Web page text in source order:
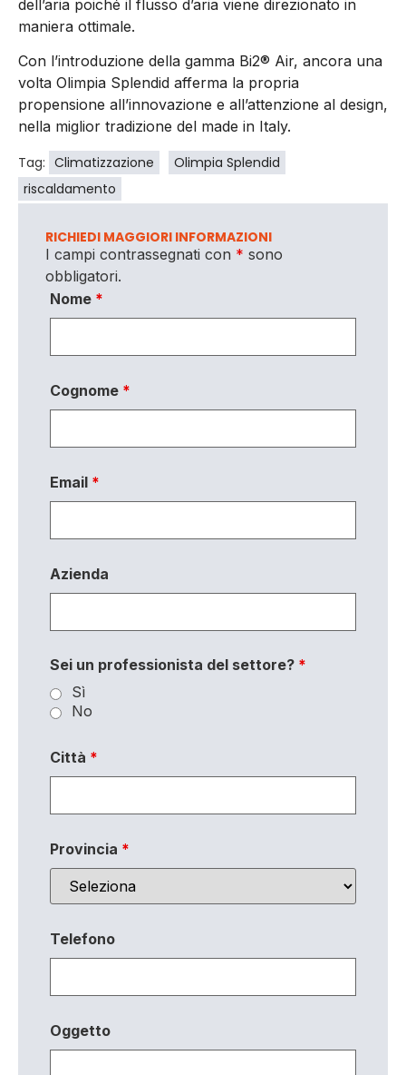
dell’aria poiché il flusso d’aria viene direzionato in
maniera ottimale.
Con l’introduzione della gamma Bi2® Air, ancora una
volta Olimpia Splendid afferma la propria
propensione all’innovazione e all’attenzione al design,
nella miglior tradizione del made in Italy.
Tag: Climatizzazione
Olimpia Splendid
riscaldamento
RICHIEDI MAGGIORI INFORMAZIONI
I campi contrassegnati con * sono
obbligatori.
Nome *
Cognome *
Email *
Azienda
Sei un professionista del settore? *
Sì
No
Città *
Provincia *
Telefono
Oggetto